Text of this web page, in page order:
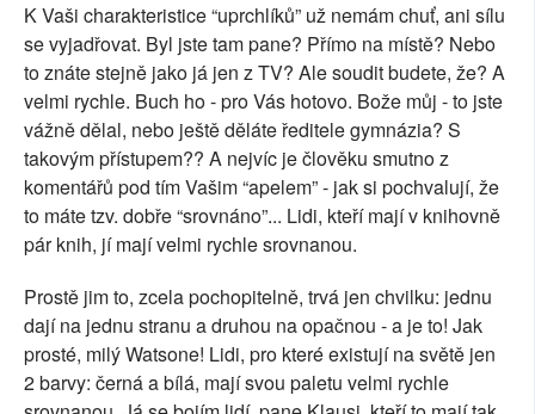
K Vaši charakteristice “uprchlíků” už nemám chuť, ani sílu
se vyjadřovat. Byl jste tam pane? Přímo na místě? Nebo
to znáte stejně jako já jen z TV? Ale soudit budete, že? A
velmi rychle. Buch ho - pro Vás hotovo. Bože můj - to jste
vážně dělal, nebo ještě děláte ředitele gymnázia? S
takovým přístupem?? A nejvíc je člověku smutno z
komentářů pod tím Vašim “apelem” - jak si pochvalují, že
to máte tzv. dobře “srovnáno”... Lidi, kteří mají v knihovně
pár knih, jí mají velmi rychle srovnanou.
Prostě jim to, zcela pochopitelně, trvá jen chvilku: jednu
dají na jednu stranu a druhou na opačnou - a je to! Jak
prosté, milý Watsone! Lidi, pro které existují na světě jen
2 barvy: černá a bílá, mají svou paletu velmi rychle